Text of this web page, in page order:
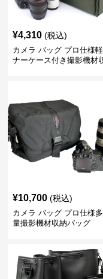
¥4,310 (税込)
カメラ バッグ プロ仕様
ナーケース付き撮影機材
¥10,700 (税込)
カメラ バッグ プロ仕様
量撮影機材収納バッグ